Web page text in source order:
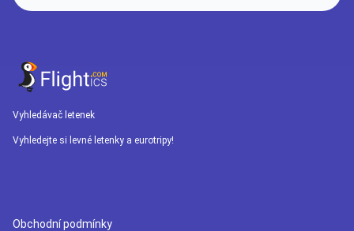
Vyhledávač letenek
Vyhledejte si levné letenky a eurotripy!
Obchodní podmínky